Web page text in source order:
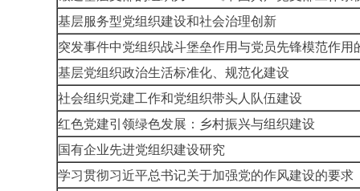
基层服务型党组织建设和社会治理创新
突发事件中党组织战斗堡垒作用与党员先锋模范作用
基层党组织政治生活标准化、规范化建设
社会组织党建工作和党组织带头人队伍建设
红色党建引领绿色发展：乡村振兴与组织建设
国有企业先进党组织建设研究
学习贯彻习近平总书记关于加强党的作风建设的要求